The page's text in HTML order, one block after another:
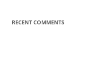
RECENT COMMENTS